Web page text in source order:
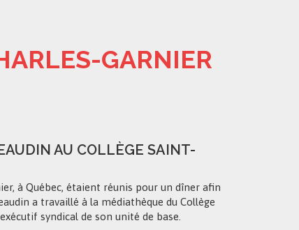
GARNIER
AU COLLÈGE SAINT-
à Québec, étaient réunis pour un dîner afin
a travaillé à la médiathèque du Collège
syndical de son unité de base.